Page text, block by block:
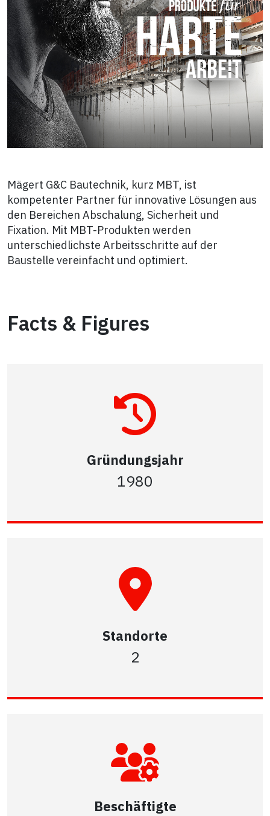
Mägert G&C Bautechnik, kurz MBT, ist
kompetenter Partner für innovative Lösungen aus
den Bereichen Abschalung, Sicherheit und
Fixation. Mit MBT-Produkten werden
unterschiedlichste Arbeitsschritte auf der
Baustelle vereinfacht und optimiert.
Facts & Figures
Gründungsjahr
1980
Standorte
2
Beschäftigte